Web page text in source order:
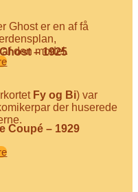
Ghost er en af få
den model.
– 1925
Fy og Bi) var
der huserede
Coupé – 1929